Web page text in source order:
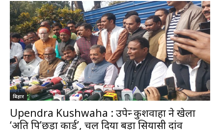
बिहार
Upendra Kushwaha : उपेन्द्र कुशवाहा ने खेला
‘अति पि’छड़ा कार्ड’, चल दिया बड़ा सियासी दांव